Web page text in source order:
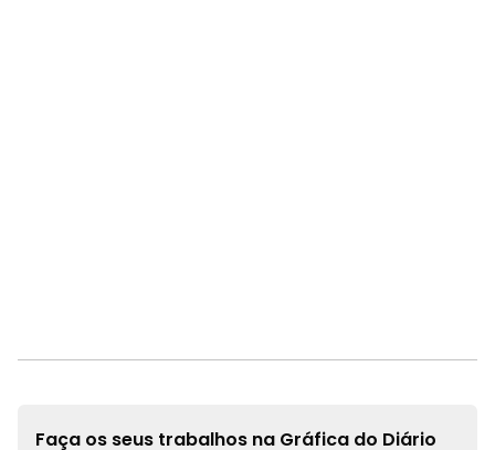
Faça os seus trabalhos na Gráfica do Diário